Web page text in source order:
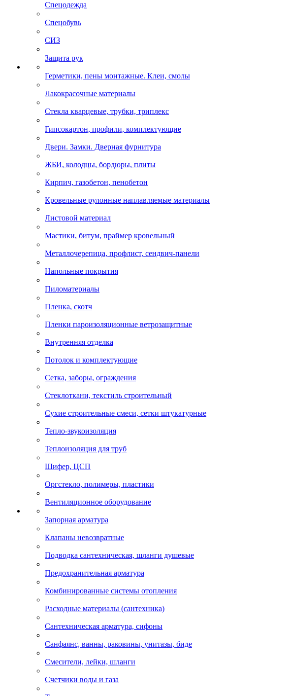
Спецодежда
Спецобувь
СИЗ
Защита рук
Герметики, пены монтажные. Клеи, смолы
Лакокрасочные материалы
Стекла кварцевые, трубки, триплекс
Гипсокартон, профили, комплектующие
Двери. Замки. Дверная фурнитура
ЖБИ, колодцы, бордюры, плиты
Кирпич, газобетон, пенобетон
Кровельные рулонные наплавляемые материалы
Листовой материал
Мастики, битум, праймер кровельный
Металлочерепица, профлист, сендвич-панели
Напольные покрытия
Пиломатериалы
Пленка, скотч
Пленки пароизоляционные ветрозащитные
Внутренняя отделка
Потолок и комплектующие
Сетка, заборы, ограждения
Стеклоткани, текстиль строительный
Сухие строительные смеси, сетки штукатурные
Тепло-звукоизоляция
Теплоизоляция для труб
Шифер, ЦСП
Оргстекло, полимеры, пластики
Вентиляционное оборудование
Запорная арматура
Клапаны невозвратные
Подводка сантехническая, шланги душевые
Предохранительная арматура
Комбинированные системы отопления
Расходные материалы (сантехника)
Сантехническая арматура, сифоны
Санфаянс, ванны, раковины, унитазы, биде
Смесители, лейки, шланги
Счетчики воды и газа